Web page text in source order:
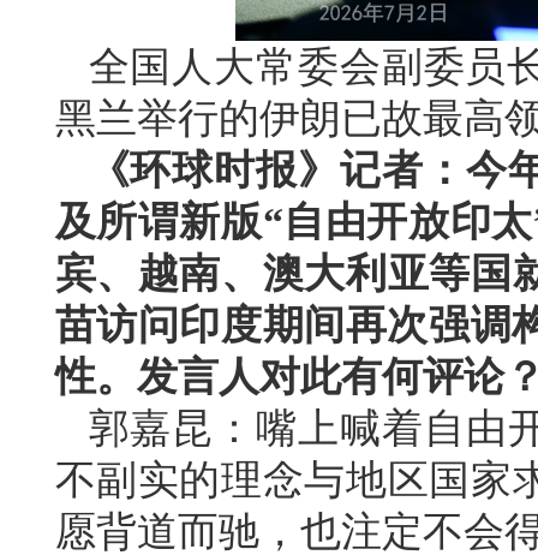
全国人大常委会副委员
黑兰举行的伊朗已故最高
《环球时报》记者：
及所谓新版“自由开放印
宾、越南、澳大利亚等国
苗访问印度期间再次强调
性。发言人对此有何评论
郭嘉昆：嘴上喊着自由
不副实的理念与地区国家
愿背道而驰，也注定不会